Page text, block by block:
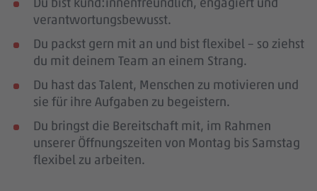
verantwortungsbewusst.
Du packst gern mit an und bist flexibel – so ziehst
du mit deinem Team an einem Strang.
Du hast das Talent, Menschen zu motivieren und
sie für ihre Aufgaben zu begeistern.
Du bringst die Bereitschaft mit, im Rahmen
unserer Öffnungszeiten von Montag bis Samstag
flexibel zu arbeiten.